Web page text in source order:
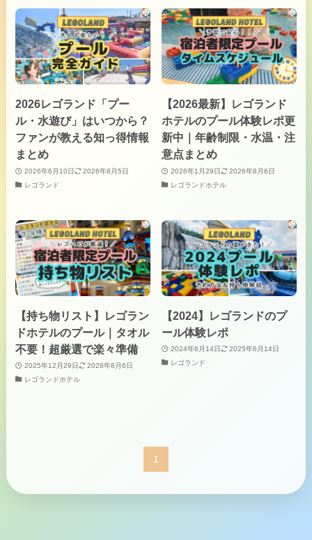
2026レゴランド「プー
ル・水遊び」はいつから？
ファンが教える知っ得情報
まとめ
2026年6月10日
2026年8月5日
レゴランド
【2026最新】レゴランド
ホテルのプール体験レポ更
新中｜年齢制限・水温・注
意点まとめ
2026年1月29日
2026年8月6日
レゴランドホテル
【持ち物リスト】レゴラン
ドホテルのプール｜タオル
不要！超厳選で楽々準備
2025年12月29日
2026年8月6日
レゴランドホテル
【2024】レゴランドのプ
ール体験レポ
2024年6月14日
2025年6月14日
レゴランド
1